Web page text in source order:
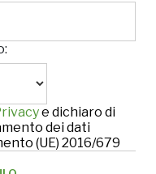
e dichiaro di
dei dati
(UE) 2016/679